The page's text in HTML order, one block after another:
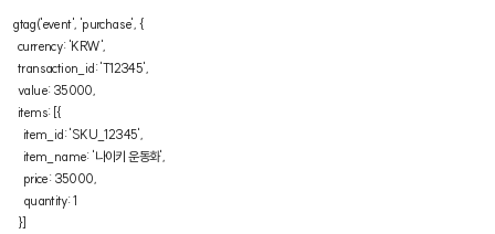
gtag('event', 'purchase', {
  currency: 'KRW',
  transaction_id: 'T12345',
  value: 35000,
  items: [{
    item_id: 'SKU_12345',
    item_name: '나이키 운동화',
    price: 35000,
    quantity: 1
  }]